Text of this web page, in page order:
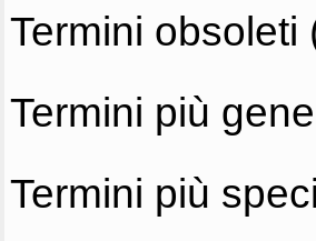
Termini obsoleti
Termini più
Termini più